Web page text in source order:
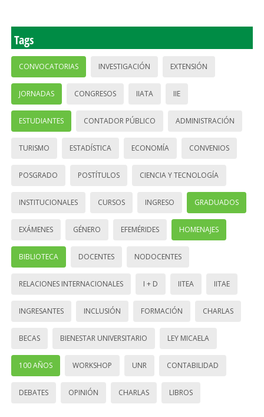
Tags
CONVOCATORIAS INVESTIGACIÓN EXTENSIÓN
JORNADAS CONGRESOS IIATA IIE
ESTUDIANTES CONTADOR PÚBLICO ADMINISTRACIÓN
TURISMO ESTADÍSTICA ECONOMÍA CONVENIOS
POSGRADO POSTÍTULOS CIENCIA Y TECNOLOGÍA
INSTITUCIONALES CURSOS INGRESO GRADUADOS
EXÁMENES GÉNERO EFEMÉRIDES HOMENAJES
BIBLIOTECA DOCENTES NODOCENTES
RELACIONES INTERNACIONALES I + D IITEA IITAE
INGRESANTES INCLUSIÓN FORMACIÓN CHARLAS
BECAS BIENESTAR UNIVERSITARIO LEY MICAELA
100 AÑOS WORKSHOP UNR CONTABILIDAD
DEBATES OPINIÓN CHARLAS LIBROS